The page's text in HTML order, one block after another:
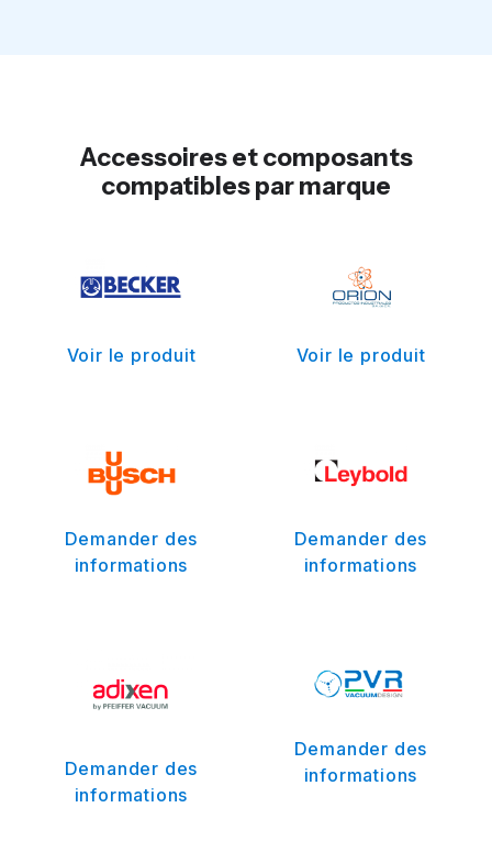
Accessoires et composants
compatibles par marque
Voir le produit Voir le produit
Demander des
informations
Demander des
informations
Demander des
informations
Demander des
informations